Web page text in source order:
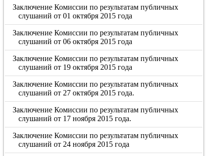
Заключение Комиссии по результатам публичных
слушаний от 01 октября 2015 года
Заключение Комиссии по результатам публичных
слушаний от 06 октября 2015 года
Заключение Комиссии по результатам публичных
слушаний от 19 октября 2015 года
Заключение Комиссии по результатам публичных
слушаний от 27 октября 2015 года.
Заключение Комиссии по результатам публичных
слушаний от 17 ноября 2015 года.
Заключение Комиссии по результатам публичных
слушаний от 24 ноября 2015 года